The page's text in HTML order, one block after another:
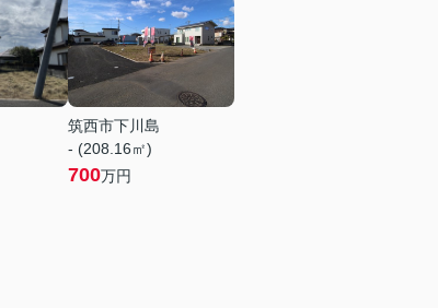
筑西市下川島
- (208.16㎡)
700万円